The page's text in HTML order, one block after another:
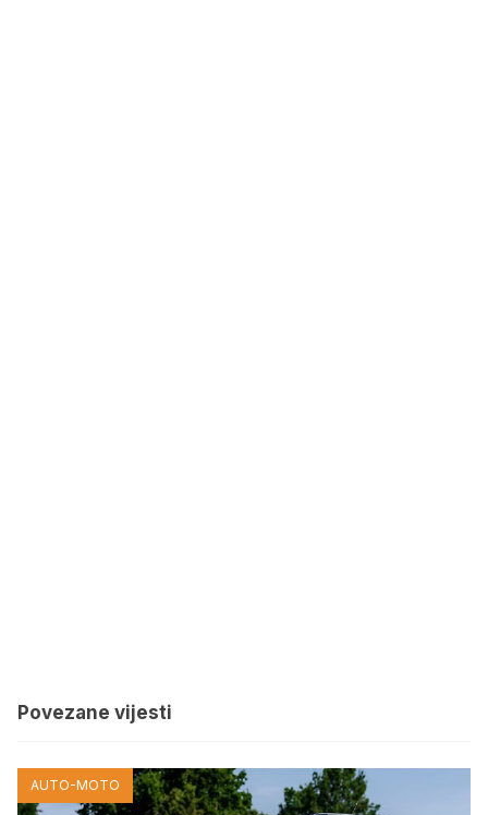
Povezane vijesti
AUTO-MOTO